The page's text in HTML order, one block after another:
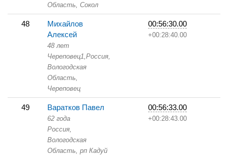
Область, Сокол
48
Михайлов
Алексей
48 лет
Череповец1,Россия,
Вологодская
Область,
Череповец
00:56:30.00
+00:28:40.00
49 Варатков Павел
62 года
Россия,
Вологодская
Область, рп Кадуй
00:56:33.00
+00:28:43.00